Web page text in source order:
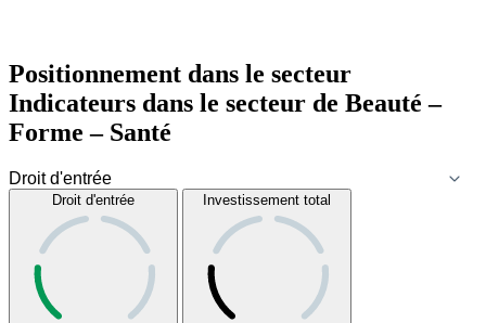
Positionnement dans le secteur
Indicateurs dans le secteur de Beauté –
Forme – Santé
Droit d'entrée Investissement total